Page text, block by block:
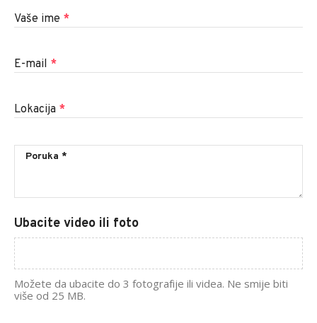
Vaše ime *
E-mail *
Lokacija *
Ubacite video ili foto
Možete da ubacite do 3 fotografije ili videa. Ne smije biti
više od 25 MB.